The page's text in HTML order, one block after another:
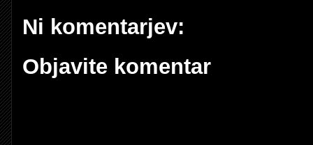
Ni komentarjev:
Objavite komentar